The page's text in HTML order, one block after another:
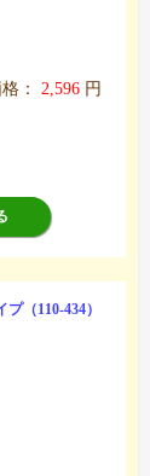
： 2,596 円
（110-434）